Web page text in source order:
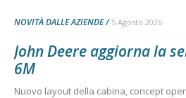
NOVITÀ DALLE AZIENDE 5 Agosto 2026
John Deere aggiorna la
6M
Nuovo layout della cabina, concept